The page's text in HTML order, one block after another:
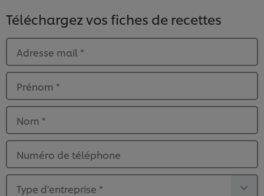
Téléchargez vos fiches de recettes
Adresse mail *
Prénom *
Nom *
Numéro de téléphone
Type d'entreprise *